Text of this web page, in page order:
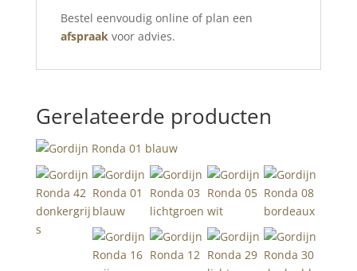
Bestel eenvoudig online of plan een
afspraak voor advies.
Gerelateerde producten